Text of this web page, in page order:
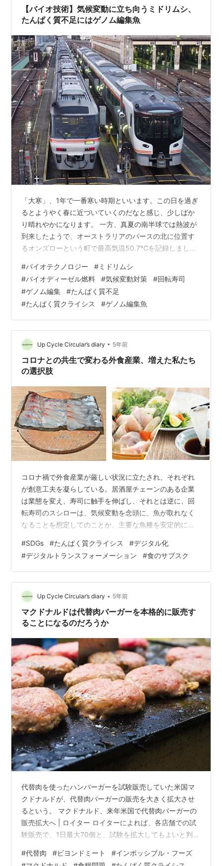
具体的な時期まで示すことはできないとしたと…
【バイオ技術】気候変動に立ち向うミドリムシ、
たんぱく質不足にはゲノム編集魚
「大寒」、1年で一番寒い時期といいます。この日を過ぎ
るとようやく春に近づいていくのだなと感じ、少しばか
り晴れやかになります。 一方、真夏の南半球では熱波が
到来したようで、オーストラリアのパースの北に位置す
るオンズローという町で最高気温50.7℃を記録しました
高気温に並ぶ | ギズモード・ジャパン GIZMODOによる
と、この記録は、1960年に南オーストラリア州の奥地で
観測された南半球の史上最高気温とタイになったといい
ます。オーストラリアで気温が50度超えとなったのは、
これまで観測史上3度だけだそうです。 まだ大寒を過ぎ
たばかりですが、今…
#バイオテクノロジー #ミドリムシ
#バイオディーゼル燃料 #気候変動対策 #回転寿司
#ゲノム編集 #たんぱく質不足
#たんぱく質クライシス #ゲノム編集魚
Up Cycle Circular’s diary • 5年前
コロナとの共生で変わる外食産業、増えた私たち
の選択肢
コロナ禍で外食産業が厳しい状況に立たされ、それぞれ
が創意工夫を凝らしている。居酒屋チェーンのある企業
は業態を変え、寿司に触手を伸ばし、それとは逆に、回
転寿司のスシローは、気候変動を念頭に、魚が取れなく
なることを想定してのことか、主要な魚種を安定的に確
ョナルフィッシュ」と共同研究を始めたという。 タンパ
ク質クライシス その「リージョナルフィッシュ」が開発
した真鯛は、一般的な品種よりも少ない飼料で育ち、可
食部が約1.2〜1.6倍に増え、通常より14%飼料効率が高い
という。そして、これを「22世紀鯛」と呼ぶそうだ。
TechCrunch Tokyo …
#SDGs #たんぱく質クライシス #デジタル化
#デジタルトランスフォーメーション #食のサブスク
Up Cycle Circular’s diary • 5年前
マクドナルドは代替肉バーガーを本格的に販売す
ることになるのだろうか
代替肉を使ったハンバーガーを試験販売していた米国マ
クドナルドが、代替肉バーガーの販売を大きく拡大させ
るという。 マクドナルド、来年米国で代替肉バーガーの
販売拡大へ | ロイター ロイターによれば、各店舗での試
験販売で、1日最大70個と、試験を拡大してもよいと判断
が米国内13,500カ所以上の店舗で大々的に代替肉バーガ
#代替肉 #ビヨンドミート #インポッシブル・フーズ